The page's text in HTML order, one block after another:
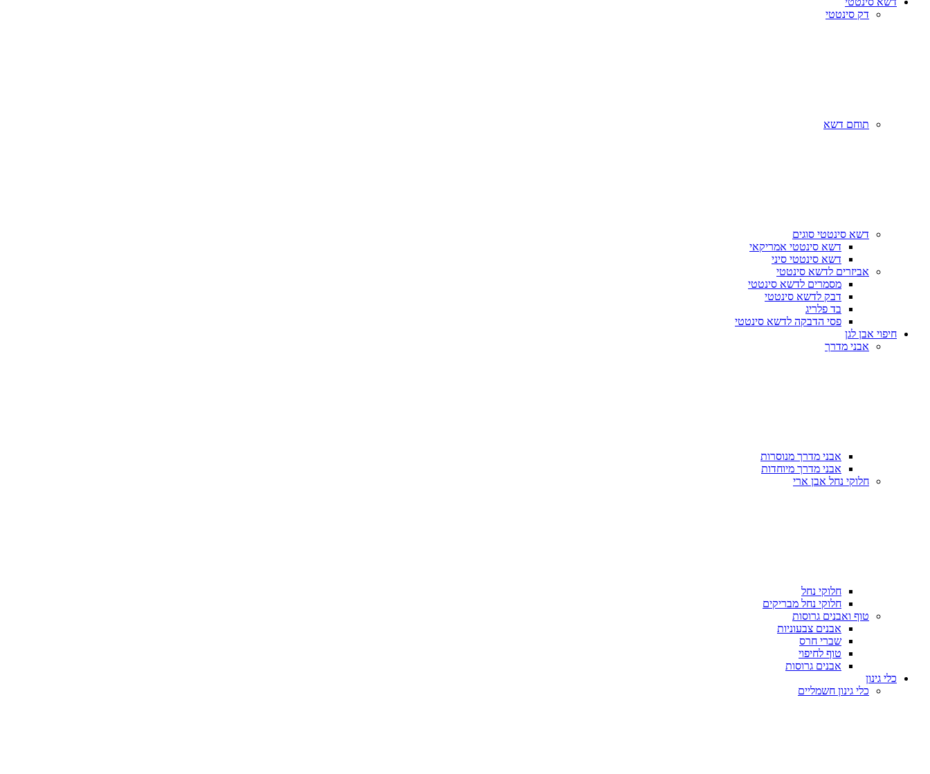
דק סינטטי
תוחם דשא
דשא סינטטי סוגים
דשא סינטטי אמריקאי
דשא סינטטי סיני
אביזרים לדשא סינטטי
מסמרים לדשא סינטטי
דבק לדשא סינטטי
בד פלריג
פסי הדבקה לדשא סינטטי
חיפוי אבן לגן
אבני מדרך
אבני מדרך מנוסרות
אבני מדרך מיוחדות
חלוקי נחל אבן ארי
חלוקי נחל
חלוקי נחל מבריקים
טוף ואבנים גרוסות
אבנים צבעוניות
שברי חרס
טוף לחיפוי
אבנים גרוסות
כלי גינון
כלי גינון חשמליים